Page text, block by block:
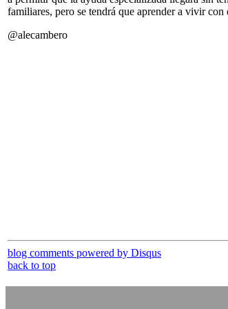
familiares, pero se tendrá que aprender a vivir
@alecambero
blog comments powered by Disqus
back to top